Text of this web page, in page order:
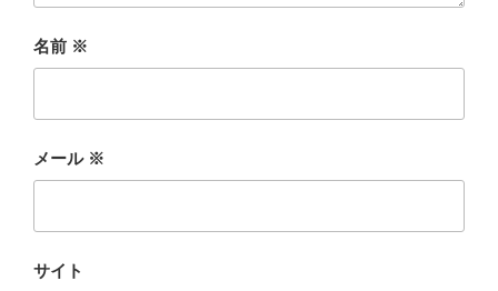
名前 ※
メール ※
サイト